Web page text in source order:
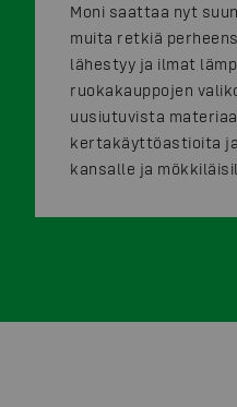
Moni saattaa nyt
muita retkiä
lähestyy ja ilmat
ruokakauppojen
uusiutuvista
kertakäyttöastioita
kansalle ja